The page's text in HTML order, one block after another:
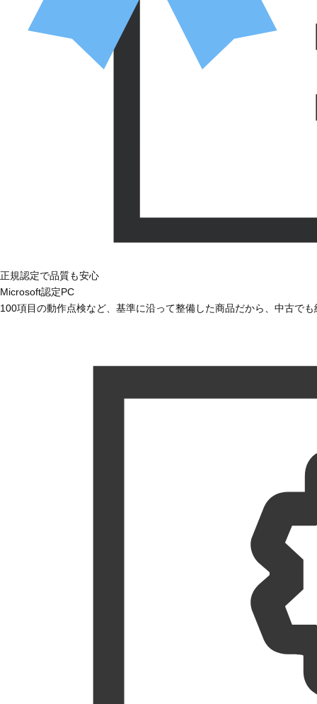
正規認定で品質も安心
Microsoft認定PC
100項目の動作点検など、基準に沿って整備した商品だから、中古で